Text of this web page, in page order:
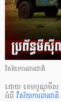
វិស័យការពារជាតិ
ដោយ ​ ខេមបូណូមីស
អំពី វិស័យការពារជាតិ